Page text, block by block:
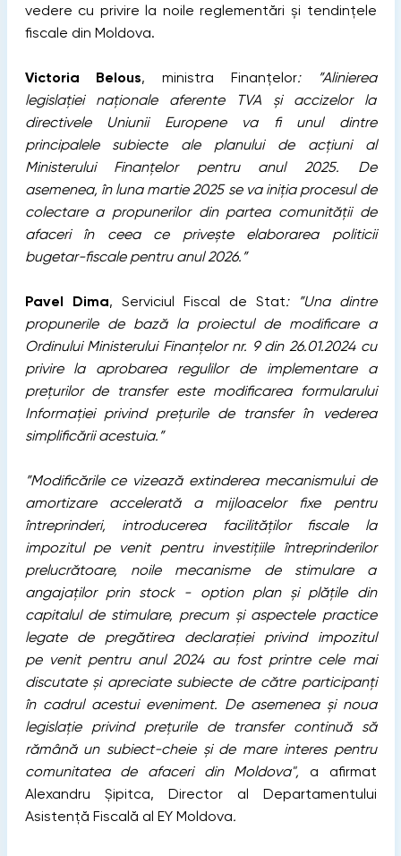
vedere cu privire la noile reglementări și tendințele
fiscale din Moldova.
Victoria Belous, ministra Finanțelor: ”Alinierea
legislației naționale aferente TVA și accizelor la
directivele Uniunii Europene vafi unuldintre
principalele subiecte ale planului de acțiuni al
Ministerului Finanțelor pentru anul 2025. De
asemenea, în luna martie 2025 se va iniția procesul de
colectare a propunerilor din partea comunității de
afaceri în ceea ce privește elaborarea politicii
bugetar-fiscale pentru anul 2026.”
Pavel Dima, Serviciul Fiscal de Stat: ”Una dintre
propunerile de bază la proiectul de modificare a
Ordinului Ministerului Finanțelor nr. 9 din 26.01.2024 cu
privire la aprobarea regulilor de implementare a
prețurilor de transfer este modificarea formularului
Informației privind prețurile de transfer în vederea
simplificării acestuia.”
”Modificările ce vizează extinderea mecanismului de
amortizare accelerată a mijloacelor fixe pentru
întreprinderi, introducerea facilitățilorfiscale la
impozitul pevenitpentru investițiile întreprinderilor
prelucrătoare, noile mecanisme de stimulare a
angajaților prin stock - option plan și plățile din
capitalul de stimulare, precum și aspectele practice
legate de pregătirea declarației privind impozitul
pe venit pentru anul 2024 au fost printre cele mai
discutate și apreciate subiecte de către participanți
în cadrul acestui eveniment. De asemenea și noua
legislație privind prețurile de transfer continuă să
rămână un subiect-cheie și de mare interes pentru
comunitatea de afaceri din Moldova", a afirmat
Alexandru Șipitca, Director al Departamentului
Asistență Fiscală al EY Moldova.